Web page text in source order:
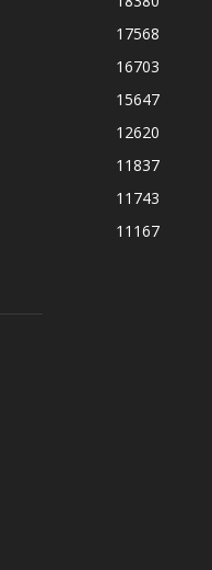
17568
16703
15647
12620
11837
11743
11167